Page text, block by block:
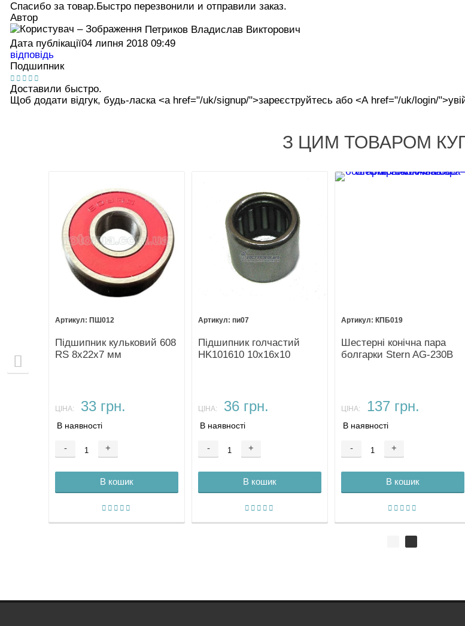
Спасибо за товар.Быстро перезвонили и отправили заказ.
Автор
Петриков Владислав Викторович
Дата публікації04 липня 2018 09:49
відповідь
Подшипник
Доставили быстро.
Щоб додати відгук, будь-ласка <а href="/uk/signup/">зареєструйтесь або <А href="/uk/login/
З ЦИМ ТОВАРОМ
ПШ012
Підшипник кульковий 608
RS 8х22х7 мм
ЦІНА: 33 грн.
В наявності
- +
В кошик
пи07
Підшипник голчастий
HK101610 10х16х10
ЦІНА: 36 грн.
В наявності
- +
В кошик
КПБ019
Шестерні конічна пара
болгарки Stern AG-230B
ЦІНА: 137 грн.
В наявності
- +
В кошик